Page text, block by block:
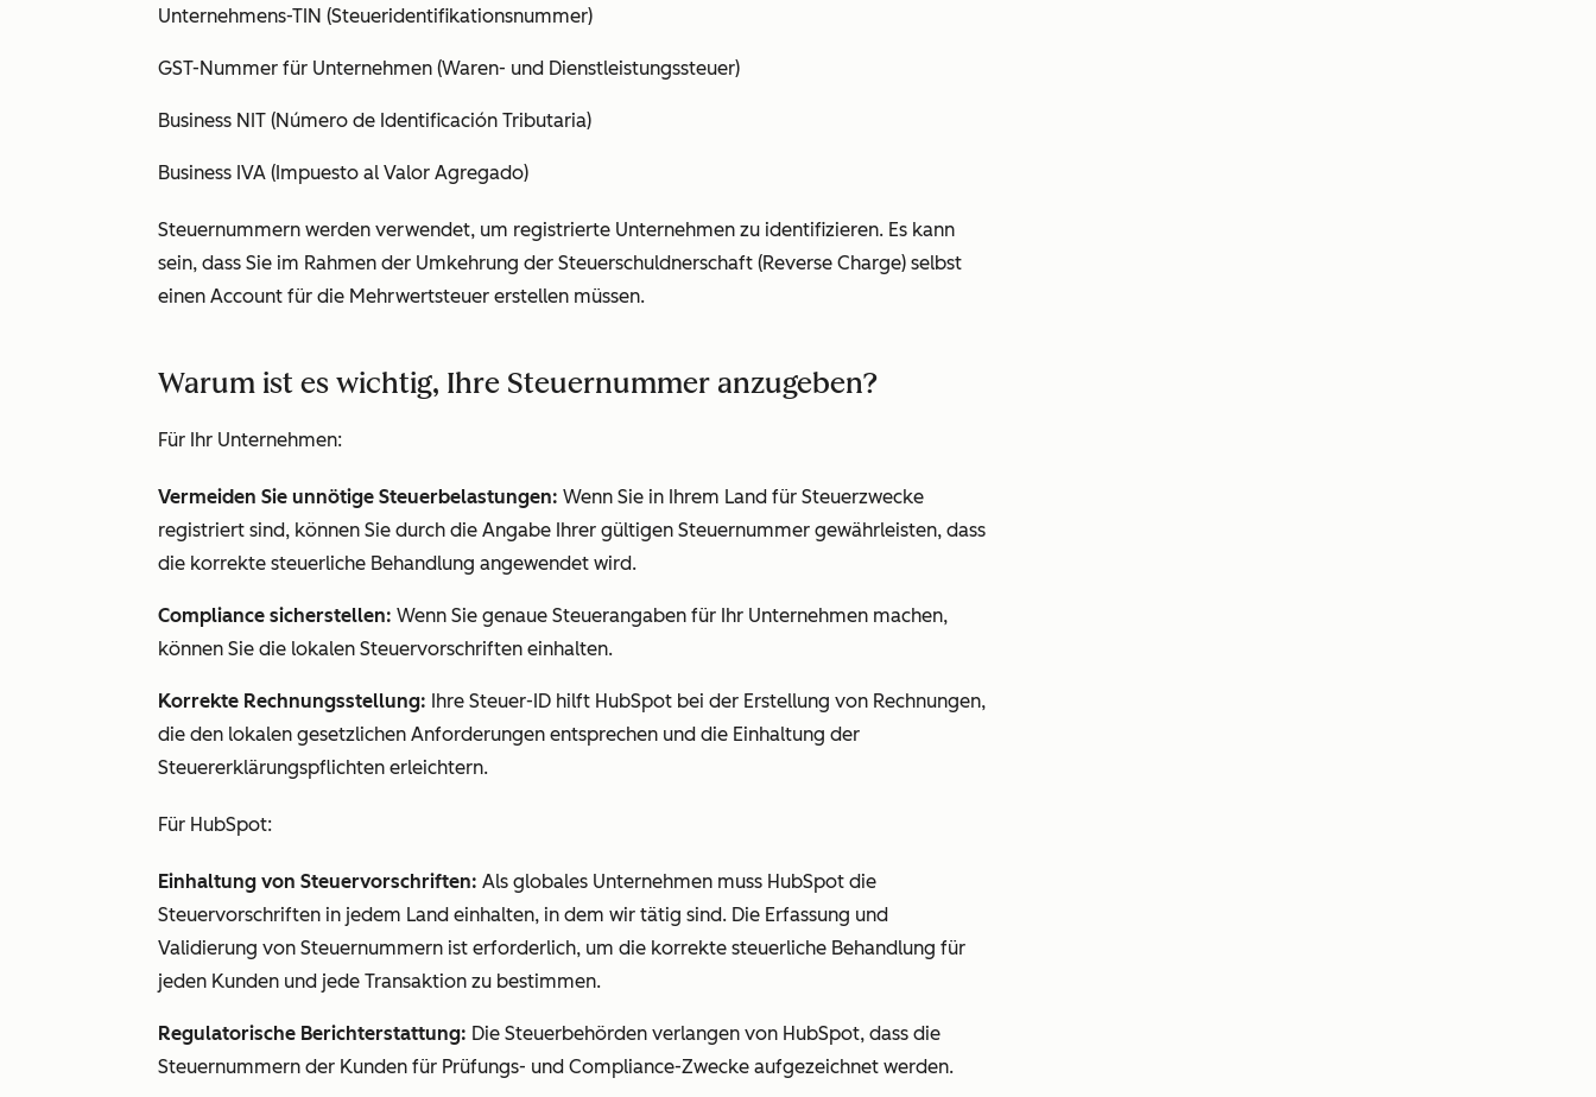
Unternehmens-TIN (Steueridentifikationsnummer)
GST-Nummer für Unternehmen (Waren- und Dienstleistungssteuer)
Business NIT (Número de Identificación Tributaria)
Business IVA (Impuesto al Valor Agregado)
Steuernummern werden verwendet, um registrierte Unternehmen zu identifizieren. Es kann
sein, dass Sie im Rahmen der Umkehrung der Steuerschuldnerschaft (Reverse Charge) selbst
einen Account für die Mehrwertsteuer erstellen müssen.
Warum ist es wichtig, Ihre Steuernummer anzugeben?
Für Ihr Unternehmen:
Vermeiden Sie unnötige Steuerbelastungen: Wenn Sie in Ihrem Land für Steuerzwecke
registriert sind, können Sie durch die Angabe Ihrer gültigen Steuernummer gewährleisten, dass
die korrekte steuerliche Behandlung angewendet wird.
Compliance sicherstellen: Wenn Sie genaue Steuerangaben für Ihr Unternehmen machen,
können Sie die lokalen Steuervorschriften einhalten.
Korrekte Rechnungsstellung: Ihre Steuer-ID hilft HubSpot bei der Erstellung von Rechnungen,
die den lokalen gesetzlichen Anforderungen entsprechen und die Einhaltung der
Steuererklärungspflichten erleichtern.
Für HubSpot:
Einhaltung von Steuervorschriften: Als globales Unternehmen muss HubSpot die
Steuervorschriften in jedem Land einhalten, in dem wir tätig sind. Die Erfassung und
Validierung von Steuernummern ist erforderlich, um die korrekte steuerliche Behandlung für
jeden Kunden und jede Transaktion zu bestimmen.
Regulatorische Berichterstattung: Die Steuerbehörden verlangen von HubSpot, dass die
Steuernummern der Kunden für Prüfungs- und Compliance-Zwecke aufgezeichnet werden.